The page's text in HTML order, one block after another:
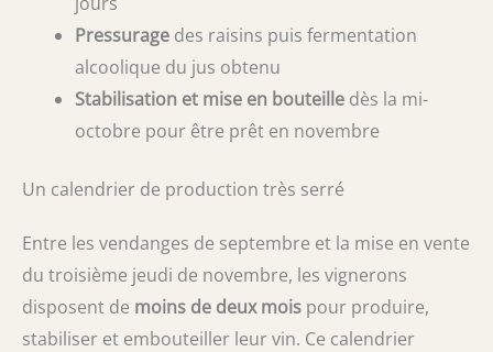
Pressurage des raisins puis fermentation
alcoolique du jus obtenu
Stabilisation et mise en bouteille dès la mi-
octobre pour être prêt en novembre
Un calendrier de production très serré
Entre les vendanges de septembre et la mise en vente
du troisième jeudi de novembre, les vignerons
disposent de moins de deux mois pour produire,
stabiliser et embouteiller leur vin. Ce calendrier